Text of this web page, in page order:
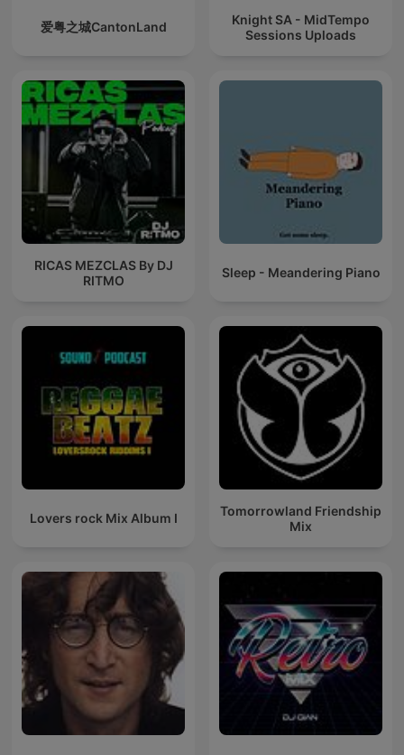
爱粤之城CantonLand
Knight SA - MidTempo
Sessions Uploads
RICAS MEZCLAS By DJ
RITMO
Sleep - Meandering Piano
Lovers rock Mix Album I
Tomorrowland Friendship
Mix